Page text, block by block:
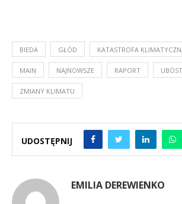
BIEDA GŁÓD KATASTROFA
MAIN NAJNOWSZE RAPORT
ZMIANY KLIMATU
UDOSTĘPNIJ
EMILIA DEREWIENKO